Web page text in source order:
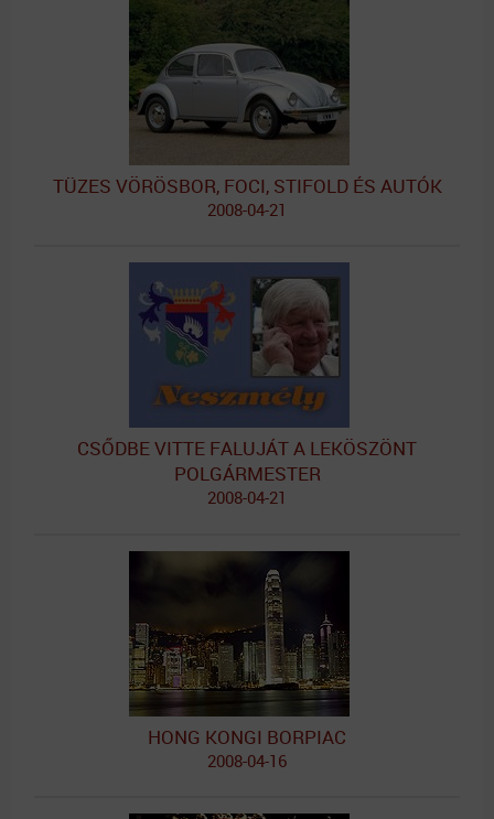
TÜZES VÖRÖSBOR, FOCI, STIFOLD ÉS AUTÓK
2008-04-21
CSŐDBE VITTE FALUJÁT A LEKÖSZÖNT
POLGÁRMESTER
2008-04-21
HONG KONGI BORPIAC
2008-04-16